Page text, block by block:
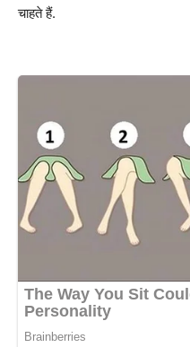
चाहते हैं.